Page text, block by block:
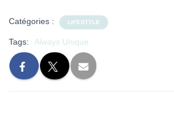
Catégories : LIFESTYLE
Tags: Always Unique